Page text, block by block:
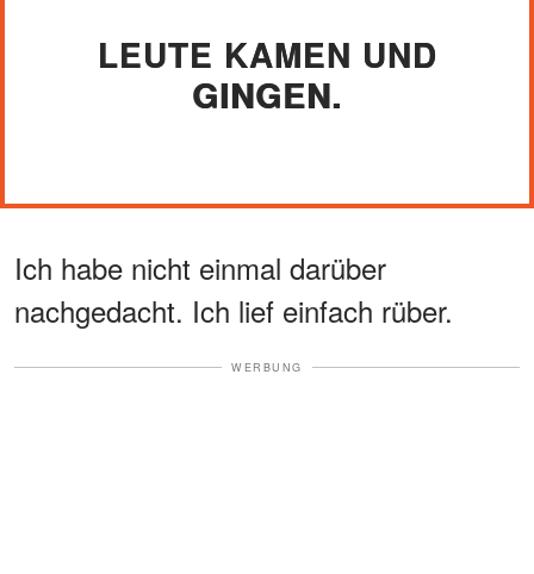
LEUTE KAMEN UND
GINGEN.
Ich habe nicht einmal darüber
nachgedacht. Ich lief einfach rüber.
WERBUNG